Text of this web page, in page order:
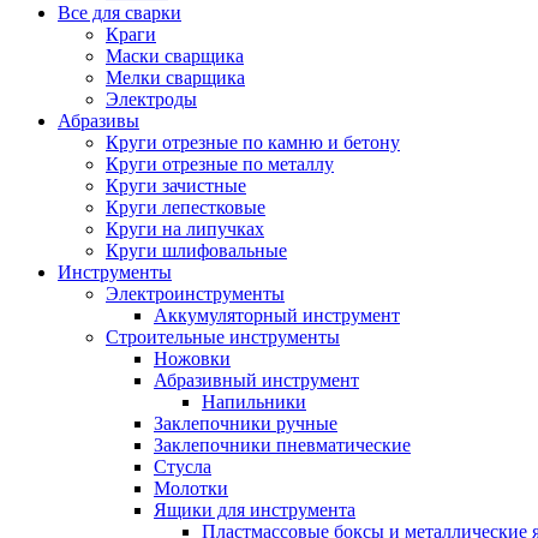
Все для сварки
Краги
Маски сварщика
Мелки сварщика
Электроды
Абразивы
Круги отрезные по камню и бетону
Круги отрезные по металлу
Круги зачистные
Круги лепестковые
Круги на липучках
Круги шлифовальные
Инструменты
Электроинструменты
Аккумуляторный инструмент
Строительные инструменты
Ножовки
Абразивный инструмент
Напильники
Заклепочники ручные
Заклепочники пневматические
Стусла
Молотки
Ящики для инструмента
Пластмассовые боксы и металлические